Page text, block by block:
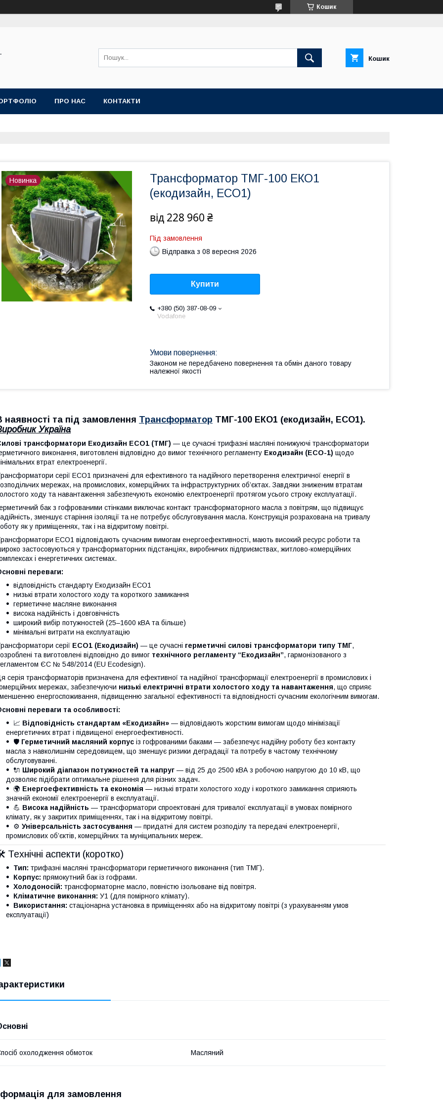
Кошик
Кошик
ПРО НАС КОНТАКТИ
Новинка
Трансформатор ТМГ-100 ЕКО1
(екодизайн, ECO1)
від 228 960 ₴
Під замовлення
Відправка з 08 вересня 2026
Купити
+380 (50) 387-08-09
Vodafone
Законом не передбачено повернення та обмін даного товару
належної якості
наявності та під замовлення Трансформатор ТМГ-100 ЕКО1 (екодизайн, ECO1).
Україна
трансформатори Екодизайн ECO1 (ТМГ) — це сучасні трифазні масляні понижуючі трансформатори
виконання, виготовлені відповідно до вимог технічного регламенту Екодизайн (ECO-1) щодо
втрат електроенергії.
серії ECO1 призначені для ефективного та надійного перетворення електричної енергії в
мережах, на промислових, комерційних та інфраструктурних об’єктах. Завдяки зниженим втратам
ходу та навантаження забезпечують економію електроенергії протягом усього строку експлуатації.
бак з гофрованими стінками виключає контакт трансформаторного масла з повітрям, що підвищує
зменшує старіння ізоляції та не потребує обслуговування масла. Конструкція розрахована на тривалу
як у приміщеннях, так і на відкритому повітрі.
ECO1 відповідають сучасним вимогам енергоефективності, мають високий ресурс роботи та
застосовуються у трансформаторних підстанціях, виробничих підприємствах, житлово-комерційних
і енергетичних системах.
переваги:
відповідність стандарту Екодизайн ECO1
низькі втрати холостого ходу та короткого замикання
герметичне масляне виконання
висока надійність і довговічність
широкий вибір потужностей (25–1600 кВА та більше)
мінімальні витрати на експлуатацію
серії ECO1 (Екодизайн) — це сучасні герметичні силові трансформатори типу ТМГ,
та виготовлені відповідно до вимог технічного регламенту “Екодизайн”, гармонізованого з
ЄС № 548/2014 (EU Ecodesign).
серія трансформаторів призначена для ефективної та надійної трансформації електроенергії в промислових і
мережах, забезпечуючи низькі електричні втрати холостого ходу та навантаження, що сприяє
енергоспоживання, підвищенню загальної ефективності та відповідності сучасним екологічним вимогам.
переваги та особливості:
📈 Відповідність стандартам «Екодизайн» — відповідають жорстким вимогам щодо мінімізації
енергетичних втрат і підвищеної енергоефективності.
🛡️ Герметичний масляний корпус із гофрованими баками — забезпечує надійну роботу без контакту
масла з навколишнім середовищем, що зменшує ризики деградації та потребу в частому технічному
обслуговуванні.
🔌 Широкий діапазон потужностей та напруг — від 25 до 2500 кВА з робочою напругою до 10 кВ, що
дозволяє підібрати оптимальне рішення для різних задач.
🌍 Енергоефективність та економія — низькі втрати холостого ходу і короткого замикання сприяють
значній економії електроенергії в експлуатації.
💪 Висока надійність — трансформатори спроектовані для тривалої експлуатації в умовах помірного
клімату, як у закритих приміщеннях, так і на відкритому повітрі.
⚙️ Універсальність застосування — придатні для систем розподілу та передачі електроенергії,
промислових об’єктів, комерційних та муніципальних мереж.
Технічні аспекти (коротко)
Тип: трифазні масляні трансформатори герметичного виконання (тип ТМГ).
Корпус: прямокутний бак із гофрами.
Холодоносій: трансформаторне масло, повністю ізольоване від повітря.
Кліматичне виконання: У1 (для помірного клімату).
Використання: стаціонарна установка в приміщеннях або на відкритому повітрі (з урахуванням умов
експлуатації)
охолодження обмоток Масляний
для замовлення